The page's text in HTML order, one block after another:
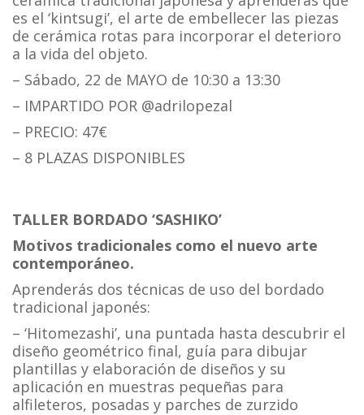
es el ‘kintsugi’, el arte de embellecer las piezas
de cerámica rotas para incorporar el deterioro
a la vida del objeto.
– Sábado, 22 de MAYO de 10:30 a 13:30
– IMPARTIDO POR @adrilopezal
– PRECIO: 47€
– 8 PLAZAS DISPONIBLES
TALLER BORDADO ‘SASHIKO’
Motivos tradicionales como el nuevo arte
contemporáneo.
Aprenderás dos técnicas de uso del bordado
tradicional japonés:
– ‘Hitomezashi’, una puntada hasta descubrir el
diseño geométrico final, guía para dibujar
plantillas y elaboración de diseños y su
aplicación en muestras pequeñas para
alfileteros, posadas y parches de zurzido